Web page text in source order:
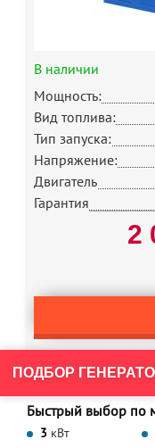
В наличии
Мощность:
Вид топлива:
Тип запуска:
Напряжение:
Двигатель
Гарантия
2
Быстрый выбор по
3 кВт
ПОДБОР